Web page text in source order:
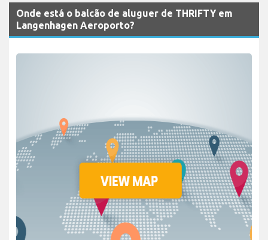
Onde está o balcão de aluguer de THRIFTY em
Langenhagen Aeroporto?